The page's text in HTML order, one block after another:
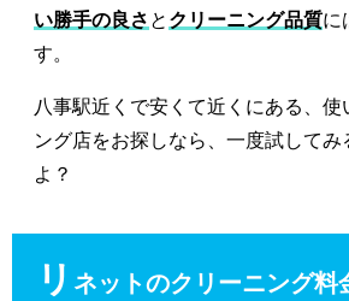
い勝手の良さ と クリーニング品質に
す。
八事駅近くで安くて近くにある、使
ング店をお探しなら、一度試してみ
よ？
リ ネットのクリーニング料